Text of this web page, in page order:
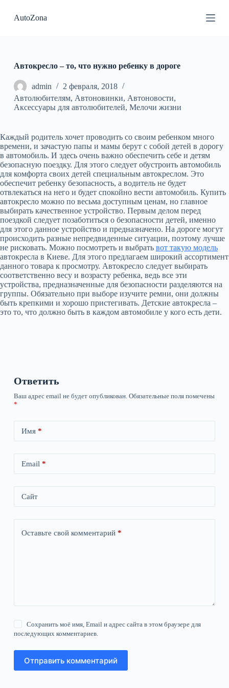
и
AutoZona
Автокресло – то, что нужно ребенку в дороге
admin
2 февраля, 2018
Автолюбителям, Автоновинки, Автоновости,
Аксессуары для автолюбителей, Мелочи жизни
Каждый родитель хочет проводить со своим ребенком много
времени, и зачастую папы и мамы берут с собой детей в дорогу
в автомобиль. И здесь очень важно обеспечить себе и детям
безопасную поездку. Для этого следует обустроить автомобиль
для комфорта своих детей специальным автокреслом. Это
обеспечит ребенку безопасность, а водитель не будет
отвлекаться на него и будет спокойно вести автомобиль. Купить
автокресло можно по весьма доступным ценам, но главное
выбирать качественное устройство. Первым делом перед
поездкой следует позаботиться о безопасности детей, именно
для этого данное устройство и предназначено. На дороге могут
происходить разные непредвиденные ситуации, поэтому лучше
не рисковать. Можно посмотреть и выбрать вот такую модель
автокресла в Киеве. Для этого предлагаем широкий ассортимент
данного товара к просмотру. Автокресло следует выбирать
соответственно весу и возрасту ребенка, ведь все эти
устройства, предназначенные для безопасности разделяются на
группы. Обязательно при выборе изучите ремни, они должны
быть крепкими и хорошо пристегивать. Детские автокресла –
это то, что должно быть в каждом автомобиле у кого есть дети.
Ответить
Ваш адрес email не будет опубликован. Обязательные поля помечены
*
Имя*
Email *
Сайт
Оставьте свой комментарий*
Сохранить моё имя, Email и адрес сайта в этом браузере для
последующих комментариев.
Отправить комментарий